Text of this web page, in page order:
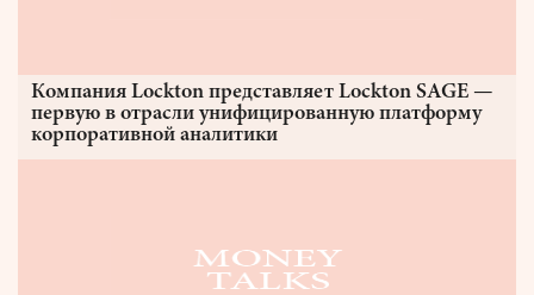
Компания Lockton представляет Lockton SAGE —
первую в отрасли унифицированную платформу
корпоративной аналитики